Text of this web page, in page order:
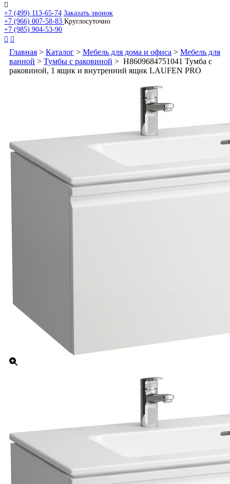

+7 (499) 113-65-74 Заказать звонок
+7 (966) 007-58-83 Круглосуточно
+7 (985) 904-53-90
 
Главная > Каталог > Мебель для дома и офиса > Мебель для
ванной > Тумбы с раковиной > H8609684751041 Тумба с
раковиной, 1 ящик и внутренний ящик LAUFEN PRO